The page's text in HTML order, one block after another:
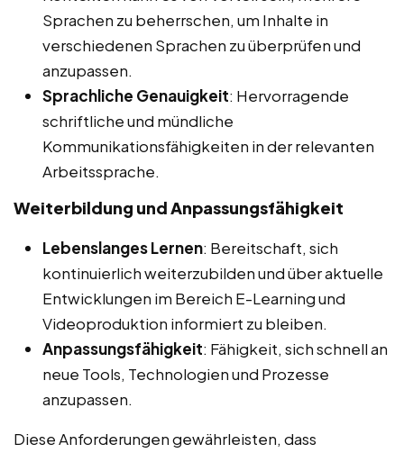
Sprachen zu beherrschen, um Inhalte in
verschiedenen Sprachen zu überprüfen und
anzupassen.
Sprachliche Genauigkeit: Hervorragende
schriftliche und mündliche
Kommunikationsfähigkeiten in der relevanten
Arbeitssprache.
Weiterbildung und Anpassungsfähigkeit
Lebenslanges Lernen: Bereitschaft, sich
kontinuierlich weiterzubilden und über aktuelle
Entwicklungen im Bereich E-Learning und
Videoproduktion informiert zu bleiben.
Anpassungsfähigkeit: Fähigkeit, sich schnell an
neue Tools, Technologien und Prozesse
anzupassen.
Diese Anforderungen gewährleisten, dass